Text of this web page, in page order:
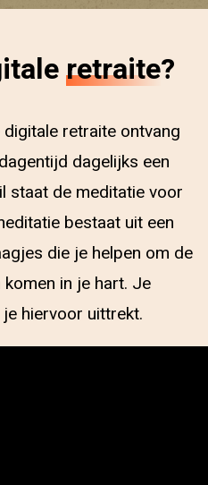
retraite?
retraite ontvang
dagelijks een
staat de meditatie voor
bestaat uit een
die je helpen om de
in je hart. Je
hiervoor uittrekt.